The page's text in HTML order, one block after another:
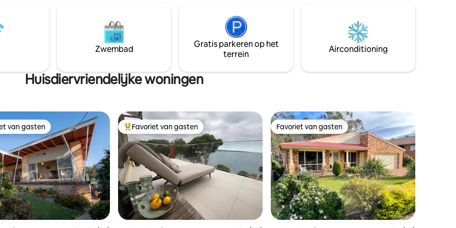
de stad te verzamelen en te
op een duurzaam beheerd
heeft een hondvriendelijke
cafés, winkels, clubs en de Board Walk.
We zijn huisdiervriendelijk als je geliefde
huisdier hondvriendelijk en menselijk
vriendelijk is. Zorg ervoor dat je je
huisdier aan je reservering toevoegt.
luchtkoeler ( geen airco), deze koelt
altijd's nachts af. Geen verwarming
binnen, maar het is nooit te koud in de
winter. Brandhout aanwezig. Koken op
Zwembad
Gratis parkeren op het
terrein
Airconditioning
Huisdiervriendelijke woningen
van gasten
van gasten Topfavoriet van gasten
Favoriet van gasten Favoriet van gasten
Favoriet van gasten